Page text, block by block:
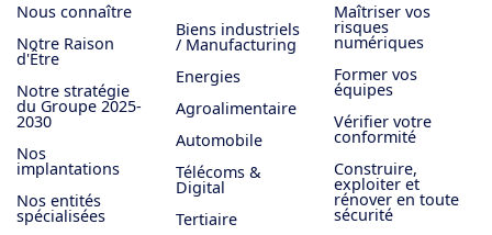
Nous connaître
Notre Raison
d'Être
Notre stratégie
du Groupe 2025-
2030
Nos
implantations
Nos entités
spécialisées
Biens industriels
/ Manufacturing
Energies
Agroalimentaire
Automobile
Télécoms &
Digital
Tertiaire
Maîtriser vos
risques
numériques
Former vos
équipes
Vérifier votre
conformité
Construire,
exploiter et
rénover en toute
sécurité